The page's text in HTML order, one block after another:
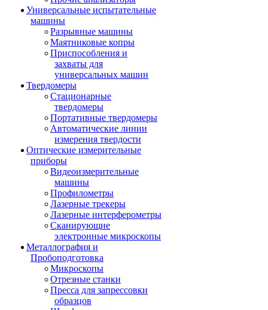
Универсальные испытательные
машины
Разрывные машины
Маятниковые копры
Приспособления и
захваты для
универсальных машин
Твердомеры
Стационарные
твердомеры
Портативные твердомеры
Автоматические линии
измерения твердости
Оптические измерительные
приборы
Видеоизмерительные
машины
Профилометры
Лазерные трекеры
Лазерные интерферометры
Сканирующие
электронные микроскопы
Металлография и
Пробоподготовка
Микроскопы
Отрезные станки
Пресса для запрессовки
образцов